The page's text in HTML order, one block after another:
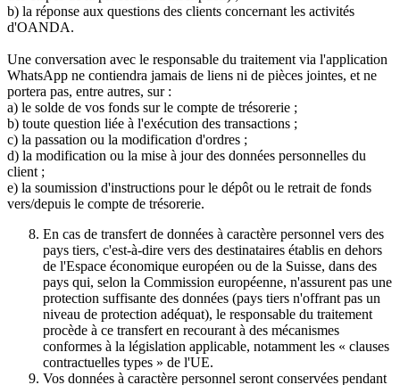
b) la réponse aux questions des clients concernant les activités
d'OANDA.
Une conversation avec le responsable du traitement via l'application
WhatsApp ne contiendra jamais de liens ni de pièces jointes, et ne
portera pas, entre autres, sur :
a) le solde de vos fonds sur le compte de trésorerie ;
b) toute question liée à l'exécution des transactions ;
c) la passation ou la modification d'ordres ;
d) la modification ou la mise à jour des données personnelles du
client ;
e) la soumission d'instructions pour le dépôt ou le retrait de fonds
vers/depuis le compte de trésorerie.
En cas de transfert de données à caractère personnel vers des
pays tiers, c'est-à-dire vers des destinataires établis en dehors
de l'Espace économique européen ou de la Suisse, dans des
pays qui, selon la Commission européenne, n'assurent pas une
protection suffisante des données (pays tiers n'offrant pas un
niveau de protection adéquat), le responsable du traitement
procède à ce transfert en recourant à des mécanismes
conformes à la législation applicable, notamment les « clauses
contractuelles types » de l'UE.
Vos données à caractère personnel seront conservées pendant